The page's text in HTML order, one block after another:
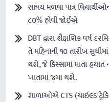
સહાય મળવા પાત્ર
૮૦% હોવી જોઈએ
DBT દ્વારા શૈક્ષણિક વર્ષ
તે મહિનાની ૧૦ તારીખ
થશે, જે કિસ્સામાં માતા હયાત
ખાતામાં જમા થશે.
શાળાઓએ CTS (ચાઇલ્ડ